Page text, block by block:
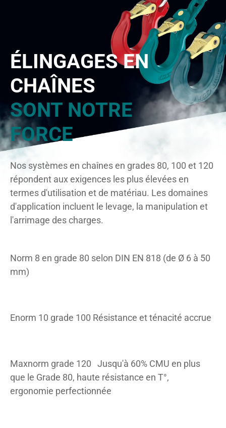
ÉLINGAGES EN
CHAÎNES
SONT NOTRE
FORCE
Nos systèmes en chaînes en grades 80, 100 et 120
répondent aux exigences les plus élevées en
termes d'utilisation et de matériau. Les domaines
d'application incluent le levage, la manipulation et
l'arrimage des charges.
Norm 8 en grade 80 selon DIN EN 818 (de Ø 6 à 50
mm)
Enorm 10 grade 100 Résistance etténacité accrue
Maxnorm grade 120
Jusqu'à 60% CMU en plus
que le Grade 80, haute résistance en T°,
ergonomie perfectionnée